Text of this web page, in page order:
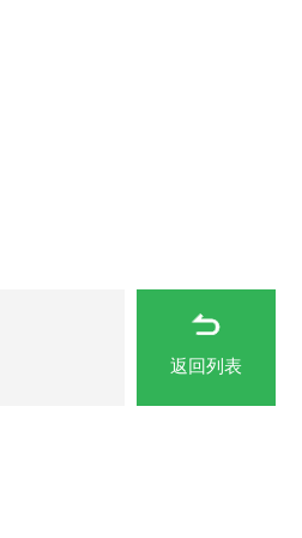
返回列表